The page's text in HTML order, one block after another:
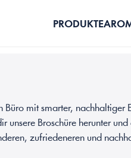
PRODUKTE
Büro mit smarter, nachhaltiger
unsere Broschüre herunter
zufriedeneren und